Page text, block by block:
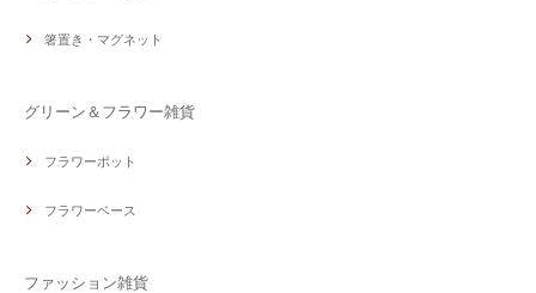
箸置き・マグネット
グリーン＆フラワー雑貨
フラワーポット
フラワーベース
ファッション雑貨